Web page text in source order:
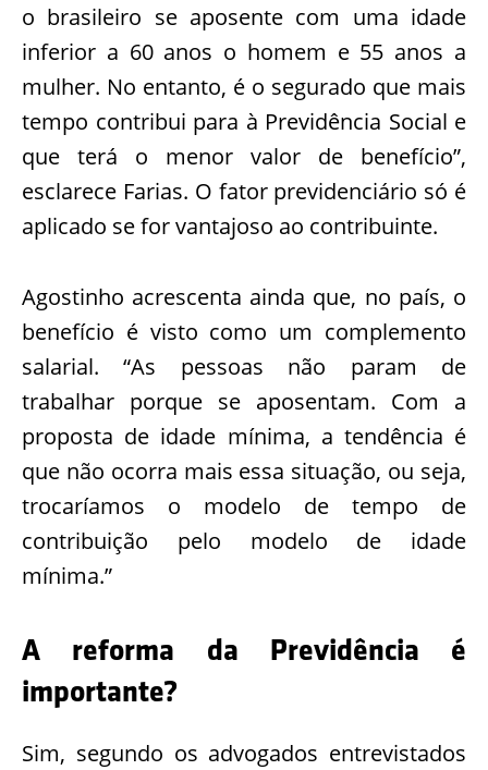
o brasileiro se aposente com uma idade
inferior a 60 anos o homem e 55 anos a
mulher. No entanto, é o segurado que mais
tempo contribui para à Previdência Social e
que terá o menor valor de benefício”,
esclarece Farias. O fator previdenciário só é
aplicado se for vantajoso ao contribuinte.
Agostinho acrescenta ainda que, no país, o
benefício é visto como um complemento
salarial. “As pessoas não param de
trabalhar porque se aposentam. Com a
proposta de idade mínima, a tendência é
que não ocorra mais essa situação, ou seja,
trocaríamos o modelo de tempo de
contribuição pelo modelo de idade
mínima.”
A reforma da Previdência é
importante?
Sim, segundo os advogados entrevistados